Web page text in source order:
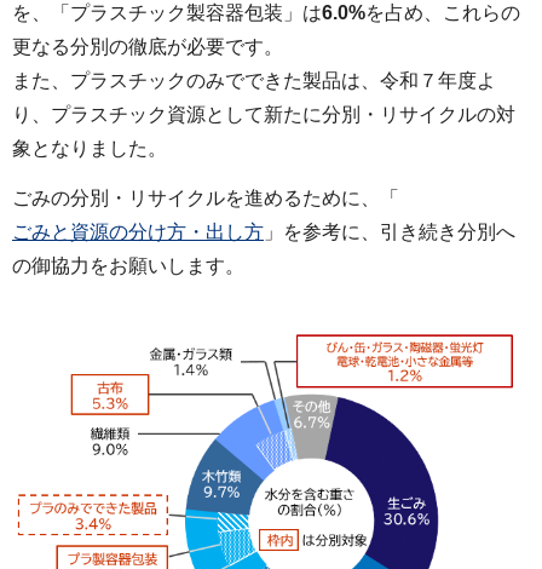
を、「プラスチック製容器包装」は6.0%を占め、これらの
更なる分別の徹底が必要です。
また、プラスチックのみでできた製品は、令和７年度よ
り、プラスチック資源として新たに分別・リサイクルの対
象となりました。
ごみの分別・リサイクルを進めるために、「
ごみと資源の分け方・出し方 」を参考に、引き続き分別へ
の御協力をお願いします。